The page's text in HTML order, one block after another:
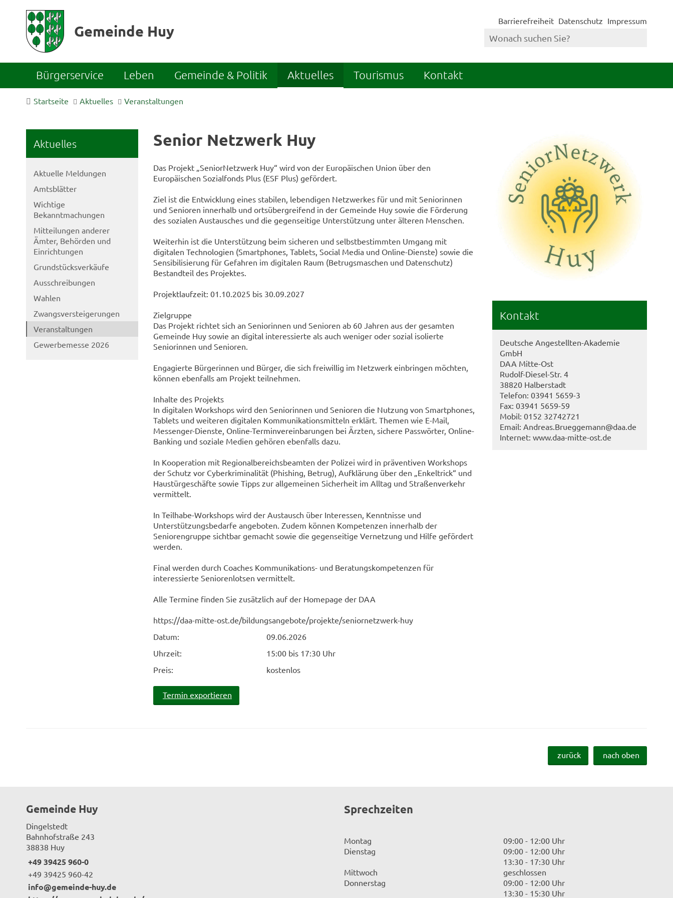
Gemeinde Huy
Barrierefreiheit Datenschutz Impressum
Bürgerservice Leben Gemeinde & Politik Aktuelles Tourismus Kontakt
Startseite Aktuelles Veranstaltungen
Aktuelles
Aktuelle Meldungen
Amtsblätter
Wichtige
Bekanntmachungen
Mitteilungen anderer
Ämter, Behörden und
Einrichtungen
Grundstücksverkäufe
Ausschreibungen
Wahlen
Zwangsversteigerungen
Veranstaltungen
Gewerbemesse 2026
Senior Netzwerk Huy
Das Projekt „SeniorNetzwerk Huy“ wird von der Europäischen Union über den
Europäischen Sozialfonds Plus (ESF Plus) gefördert.
Ziel ist die Entwicklung eines stabilen, lebendigen Netzwerkes für und mit Seniorinnen
und Senioren innerhalb und ortsübergreifend in der Gemeinde Huy sowie die Förderung
des sozialen Austausches und die gegenseitige Unterstützung unter älteren Menschen.
Weiterhin ist die Unterstützung beim sicheren und selbstbestimmten Umgang mit
digitalen Technologien (Smartphones, Tablets, Social Media und Online-Dienste) sowie die
Sensibilisierung für Gefahren im digitalen Raum (Betrugsmaschen und Datenschutz)
Bestandteil des Projektes.
Projektlaufzeit: 01.10.2025 bis 30.09.2027
Zielgruppe
Das Projekt richtet sich an Seniorinnen und Senioren ab 60 Jahren aus der gesamten
Gemeinde Huy sowie an digital interessierte als auch weniger oder sozial isolierte
Seniorinnen und Senioren.
Engagierte Bürgerinnen und Bürger, die sich freiwillig im Netzwerk einbringen möchten,
können ebenfalls am Projekt teilnehmen.
Inhalte des Projekts
In digitalen Workshops wird den Seniorinnen und Senioren die Nutzung von Smartphones,
Tablets und weiteren digitalen Kommunikationsmitteln erklärt. Themen wie E-Mail,
Messenger-Dienste, Online-Terminvereinbarungen bei Ärzten, sichere Passwörter, Online-
Banking und soziale Medien gehören ebenfalls dazu.
In Kooperation mit Regionalbereichsbeamten der Polizei wird in präventiven Workshops
der Schutz vor Cyberkriminalität (Phishing, Betrug), Aufklärung über den „Enkeltrick“ und
Haustürgeschäfte sowie Tipps zur allgemeinen Sicherheit im Alltag und Straßenverkehr
vermittelt.
In Teilhabe-Workshops wird der Austausch über Interessen, Kenntnisse und
Unterstützungsbedarfe angeboten. Zudem können Kompetenzen innerhalb der
Seniorengruppe sichtbar gemacht sowie die gegenseitige Vernetzung und Hilfe gefördert
werden.
Final werden durch Coaches Kommunikations- und Beratungskompetenzen für
interessierte Seniorenlotsen vermittelt.
Alle Termine finden Sie zusätzlich auf der Homepage der DAA
https://daa-mitte-ost.de/bildungsangebote/projekte/seniornetzwerk-huy
Datum:
09.06.2026
Uhrzeit:
15:00 bis 17:30 Uhr
Preis:
kostenlos
Termin exportieren
Kontakt
Deutsche Angestellten-Akademie
GmbH
DAA Mitte-Ost
Rudolf-Diesel-Str. 4
38820 Halberstadt
Telefon: 03941 5659-3
Fax: 03941 5659-59
Mobil: 0152 32742721
Email: Andreas.Brueggemann@daa.de
Internet: www.daa-mitte-ost.de
zurück nach oben
Gemeinde Huy
Dingelstedt
Bahnhofstraße 243
38838 Huy
+49 39425 960-0
+49 39425 960-42
info@gemeinde-huy.de
Sprechzeiten
Montag
09:00 - 12:00 Uhr
Dienstag
09:00 - 12:00 Uhr
13:30 - 17:30 Uhr
Mittwoch
geschlossen
Donnerstag
09:00 - 12:00 Uhr
13:30 - 15:30 Uhr